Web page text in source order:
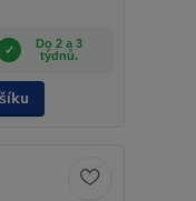
Do 2 a 3
týdnů.